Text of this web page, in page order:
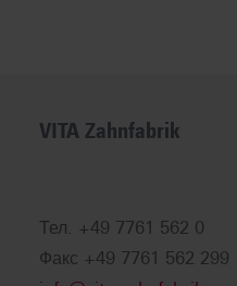
VITA Zahnfabrik
Тел. +49 7761 562 0
Факс +49 7761 562 299